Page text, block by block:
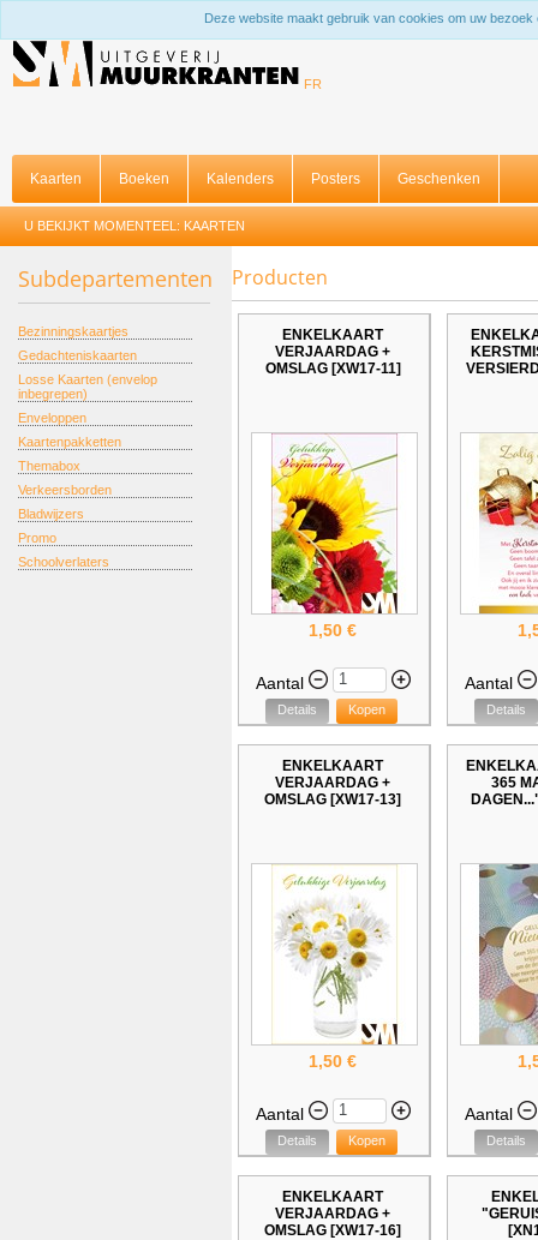
Deze website maakt gebruik van cookies om uw
FR
Kaarten Boeken Kalenders Posters Geschenken
U BEKIJKT MOMENTEEL: KAARTEN
Subdepartementen
Bezinningskaartjes
Gedachteniskaarten
Losse Kaarten (envelop
inbegrepen)
Enveloppen
Kaartenpakketten
Themabox
Verkeersborden
Bladwijzers
Promo
Schoolverlaters
Producten
ENKELKAART
VERJAARDAG +
OMSLAG [XW17-11]
1,50 €
Aantal
Details Kopen
Aantal
Details
ENKELKAART
VERJAARDAG +
OMSLAG [XW17-13]
1,50 €
Aantal
Details Kopen
365
Aantal
Details
ENKELKAART
VERJAARDAG +
OMSLAG [XW17-16]